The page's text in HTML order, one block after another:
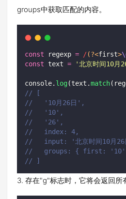
groups中获取匹配的内容。
const regexp = /(?<first>
const text = '北京时间10月
console. log(text.match
// [
//   '10月26日',
//   '10',
//   '26',
//   index: 4,
//   input: '北京时间10月26日
//   groups: { first:
// ]
3. 存在"g"标志时，它将会返回所